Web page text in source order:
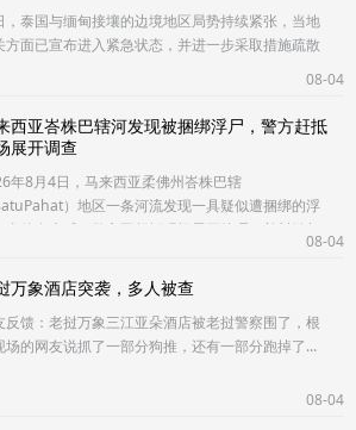
，泰国与缅甸接壤的边境地区局势持续紧张，当地
方面已宣布进入紧急状态，并进一步采取措施疏散
08-04
西亚峇株巴辖河发现被捆绑浮尸，警方赶抵
展开调查
年8月4日，马来西亚柔佛州峇株巴辖
）地区一条河流发现一具疑似遭捆绑的浮
事件发生后，警方已赶抵现场展开处理，并封锁相
08-04
万象酒店突袭，多人被查
反馈：老挝万象三江亚朵酒店被老挝警察围了，根
场的网友说抓了一部分狗推，还有一部分跑掉了...
08-04